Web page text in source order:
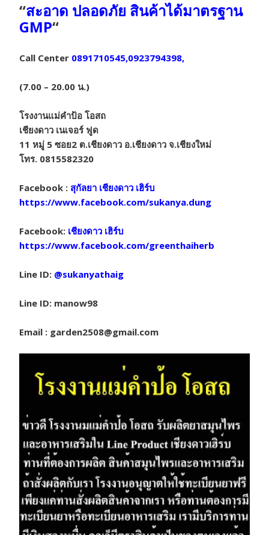
“สะอาด ปลอดภัย สินค้าได้มาตรฐาน
GMP“
Call Center 0891710545,0923794398,
(7.00 – 20.00 น.)
โรงงานแม่คำป้อ โอสถ
เชียงดาว เนเจอร์ ฟูด
11 หมู่ 5 ซอย2 ต.เชียงดาว อ.เชียงดาว จ.เชียงใหม่
โทร. 0815582320
Facebook : สุกัลยา เชียงดาว เฮิร์บ
https://www.facebook.com/sukanya.dung
Facebook: เชียงดาว เฮิร์บ
https://www.facebook.com/greenthaiherb
Line ID: @sukanyathaig
Line ID: manow98
Email : garden2508@gmail.com